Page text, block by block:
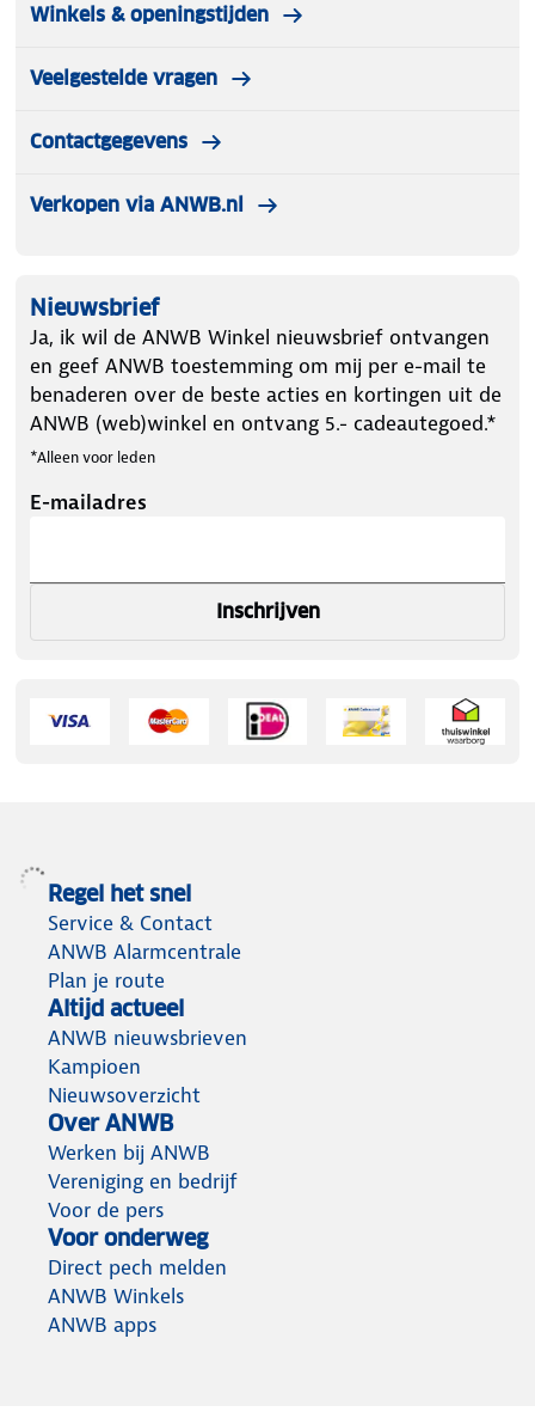
Winkels & openingstijden
Veelgestelde vragen
Contactgegevens
Verkopen via ANWB.nl
Nieuwsbrief
Ja, ik wil de ANWB Winkel nieuwsbrief ontvangen
en geef ANWB toestemming om mij per e-mail te
benaderen over de beste acties en kortingen uit de
ANWB (web)winkel en ontvang 5.- cadeautegoed.*
*Alleen voor leden
E-mailadres
Inschrijven
Regel het snel
Service & Contact
ANWB Alarmcentrale
Plan je route
Altijd actueel
ANWB nieuwsbrieven
Kampioen
Nieuwsoverzicht
Over ANWB
Werken bij ANWB
Vereniging en bedrijf
Voor de pers
Voor onderweg
Direct pech melden
ANWB Winkels
ANWB apps